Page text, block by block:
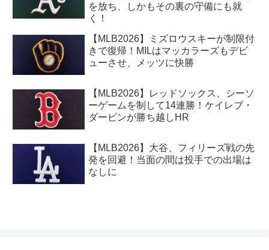
を放ち、しかもその裏の守備にも就
く！
【MLB2026】ミズロウスキーが制限付
きで復帰！MILはマッカラーズもデビ
ューさせ、メッツに快勝
【MLB2026】レッドソックス、シーソ
ーゲームを制して14連勝！ケイレブ・
ダービンが勝ち越しHR
【MLB2026】大谷、フィリーズ戦の先
発を回避！当面の間は投手での出場は
なしに